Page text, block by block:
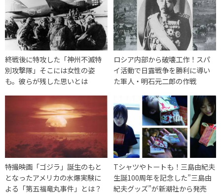
終戦後に特攻した「神州不滅特
別攻撃隊」そこには女性の姿
も。彼らが残した思いとは
ロシア内部から破壊工作！スパ
イ活動で日露戦争を勝利に導い
た軍人・明石元二郎の作戦
特撮映画「ゴジラ」誕生のもと
となったアメリカの水爆実験に
よる「第五福竜丸事件」とは？
Tシャツやトートも！三島由紀夫
生誕100周年を記念した”三島由
紀夫グッズ”が新潮社から発売